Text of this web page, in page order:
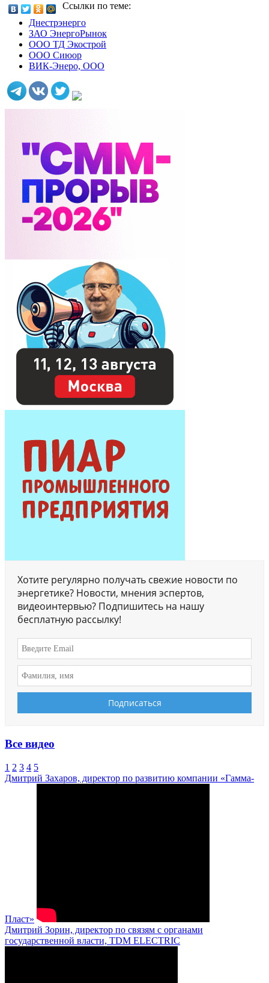
Ссылки по теме:
Днестрэнерго
ЗАО ЭнергоРынок
ООО ТД Экострой
ООО Сиюор
ВИК-Энеро, ООО
Хотите регулярно получать свежие новости по
энергетике? Новости, мнения эспертов,
видеоинтервью? Подпишитесь на нашу
бесплатную рассылку!
Все видео
1 2 3 4 5
Дмитрий Захаров, директор по развитию компании «Гамма-
Пласт»
Дмитрий Зорин, директор по связям с органами
государственной власти, TDM ELECTRIC